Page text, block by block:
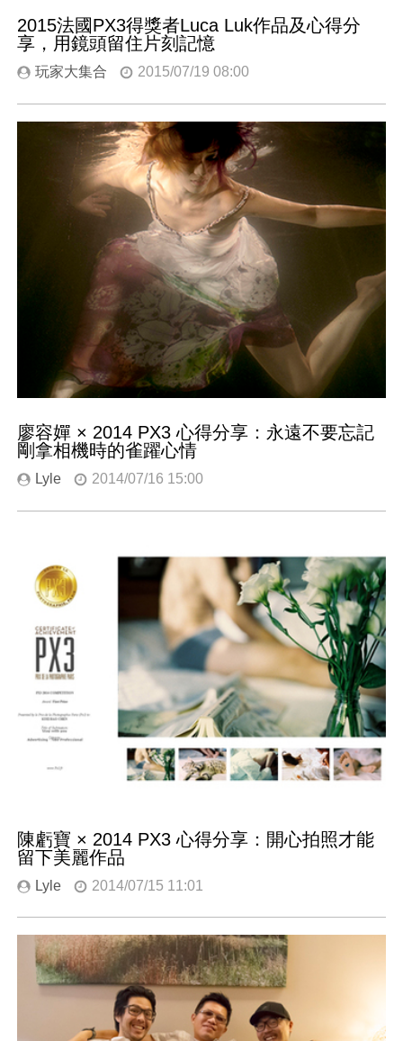
2015法國PX3得獎者Luca Luk作品及心得分
享，用鏡頭留住片刻記憶
玩家大集合 2015/07/19 08:00
廖容嬋 × 2014 PX3 心得分享：永遠不要忘記
剛拿相機時的雀躍心情
Lyle 2014/07/16 15:00
陳虧寶 × 2014 PX3 心得分享：開心拍照才能
留下美麗作品
Lyle 2014/07/15 11:01